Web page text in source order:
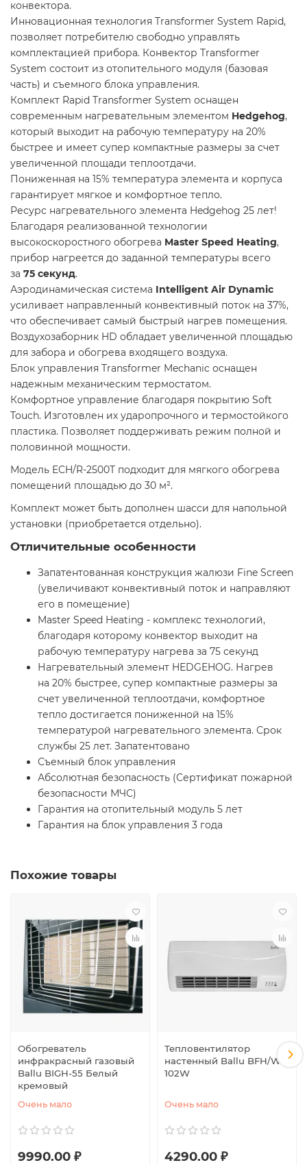
конвектора.
Инновационная технология Transformer System Rapid,
позволяет потребителю свободно управлять
комплектацией прибора. Конвектор Transformer
System состоит из отопительного модуля (базовая
часть) и съемного блока управления.
Комплект Rapid Transformer System оснащен
современным нагревательным элементом Hedgehog,
который выходит на рабочую температуру на 20%
быстрее и имеет супер компактные размеры за счет
увеличенной площади теплоотдачи.
Пониженная на 15% температура элемента и корпуса
гарантирует мягкое и комфортное тепло.
Ресурс нагревательного элемента Hedgehog 25 лет!
Благодаря реализованной технологии
высокоскоростного обогрева Master Speed Heating,
прибор нагреется до заданной температуры всего
за 75 секунд.
Аэродинамическая система Intelligent Air Dynamic
усиливает направленный конвективный поток на 37%,
что обеспечивает самый быстрый нагрев помещения.
Воздухозаборник HD обладает увеличенной площадью
для забора и обогрева входящего воздуха.
Блок управления Transformer Mechanic оснащен
надежным механическим термостатом.
Комфортное управление благодаря покрытию Soft
Touch. Изготовлен их ударопрочного и термостойкого
пластика. Позволяет поддерживать режим полной и
половинной мощности.
Модель ECH/R-2500T подходит для мягкого обогрева
помещений площадью до 30 м².
Комплект может быть дополнен шасси для напольной
установки (приобретается отдельно).
Отличительные особенности
Запатентованная конструкция жалюзи Fine Screen
(увеличивают конвективный поток и направляют
его в помещение)
Master Speed Heating - комплекс технологий,
благодаря которому конвектор выходит на
рабочую температуру нагрева за 75 секунд
Нагревательный элемент HEDGEHOG. Нагрев
на 20% быстрее, супер компактные размеры за
счет увеличенной теплоотдачи, комфортное
тепло достигается пониженной на 15%
температурой нагревательного элемента. Срок
службы 25 лет. Запатентовано
Съемный блок управления
Абсолютная безопасность (Сертификат пожарной
безопасности МЧС)
Гарантия на отопительный модуль 5 лет
Гарантия на блок управления 3 года
Похожие товары
Обогреватель
инфракрасный газовый
Ballu BIGH-55 Белый
кремовый
Очень мало
9990.00 ₽
Тепловентилятор
настенный Ballu BFH/W-
102W
Очень мало
4290.00 ₽